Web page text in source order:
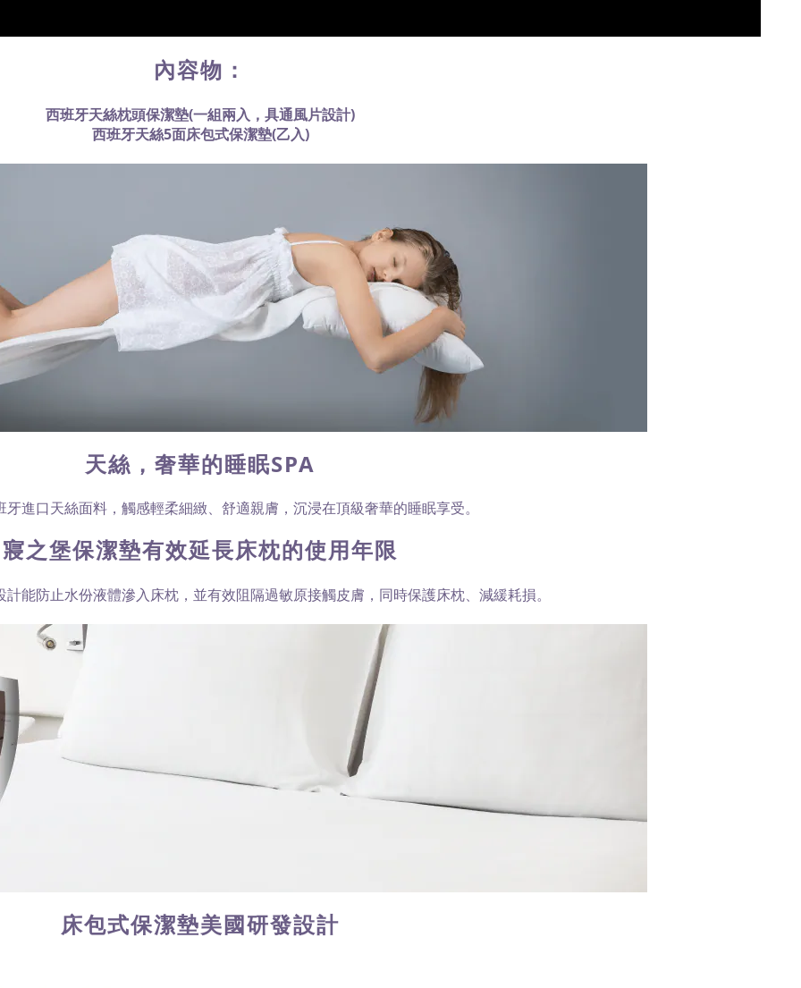
內容物：
西班牙天絲枕頭保潔墊(一組兩入 ，具通風片設計)
西班牙天絲5面床包式保潔墊(乙入)
天絲，奢華的睡眠SPA
牙進口天絲面料，觸感輕柔細緻、舒適親膚，沉浸在頂級奢華的睡眠享受。
寢之堡保潔墊有效延長床枕的使用年限
能防止水份液體滲入床枕，並有效阻隔過敏原接觸皮膚，同時保護床枕、減緩耗損。
床包式保潔墊美國研發設計